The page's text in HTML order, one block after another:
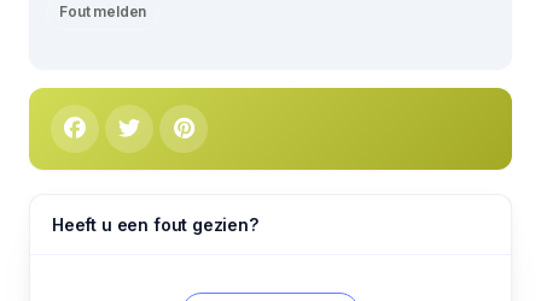
Fout melden
Heeft u een fout gezien?